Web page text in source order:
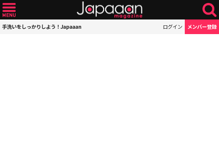
手洗いをしっかりしよう！Japaaan ログイン メンバー登録